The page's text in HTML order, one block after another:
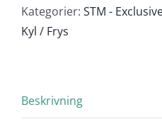
mängd
Kategorier: STM -
Kyl / Frys
Beskrivning